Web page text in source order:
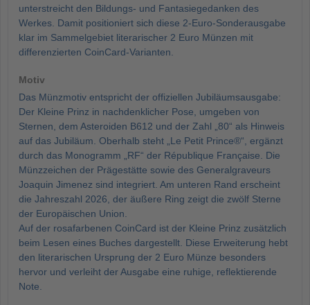
unterstreicht den Bildungs- und Fantasiegedanken des
Werkes. Damit positioniert sich diese 2-Euro-Sonderausgabe
klar im Sammelgebiet literarischer 2 Euro Münzen mit
differenzierten CoinCard-Varianten.
Motiv
Das Münzmotiv entspricht der offiziellen Jubiläumsausgabe:
Der Kleine Prinz in nachdenklicher Pose, umgeben von
Sternen, dem Asteroiden B612 und der Zahl „80“ als Hinweis
auf das Jubiläum. Oberhalb steht „Le Petit Prince®“, ergänzt
durch das Monogramm „RF“ der République Française. Die
Münzzeichen der Prägestätte sowie des Generalgraveurs
Joaquin Jimenez sind integriert. Am unteren Rand erscheint
die Jahreszahl 2026, der äußere Ring zeigt die zwölf Sterne
der Europäischen Union.
Auf der rosafarbenen CoinCard ist der Kleine Prinz zusätzlich
beim Lesen eines Buches dargestellt. Diese Erweiterung hebt
den literarischen Ursprung der 2 Euro Münze besonders
hervor und verleiht der Ausgabe eine ruhige, reflektierende
Note.